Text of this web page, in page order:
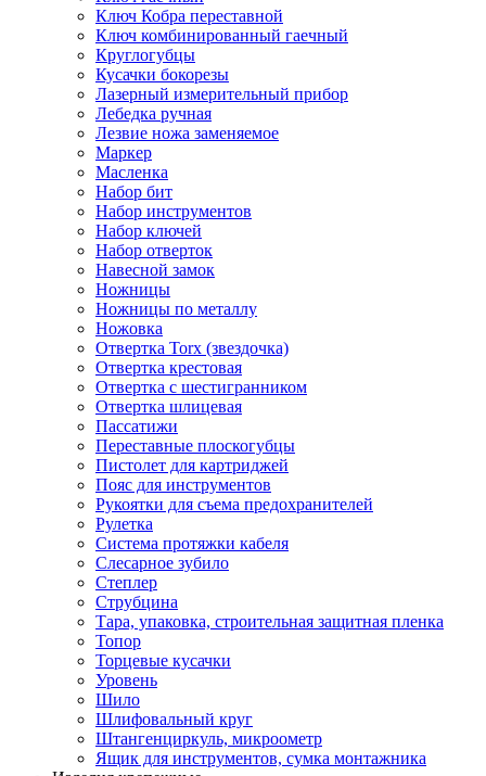
Ключ Кобра переставной
Ключ комбинированный гаечный
Круглогубцы
Кусачки бокорезы
Лазерный измерительный прибор
Лебедка ручная
Лезвие ножа заменяемое
Маркер
Масленка
Набор бит
Набор инструментов
Набор ключей
Набор отверток
Навесной замок
Ножницы
Ножницы по металлу
Ножовка
Отвертка Torx (звездочка)
Отвертка крестовая
Отвертка с шестигранником
Отвертка шлицевая
Пассатижи
Переставные плоскогубцы
Пистолет для картриджей
Пояс для инструментов
Рукоятки для съема предохранителей
Рулетка
Система протяжки кабеля
Слесарное зубило
Степлер
Струбцина
Тара, упаковка, строительная защитная пленка
Топор
Торцевые кусачки
Уровень
Шило
Шлифовальный круг
Штангенциркуль, микроометр
Ящик для инструментов, сумка монтажника